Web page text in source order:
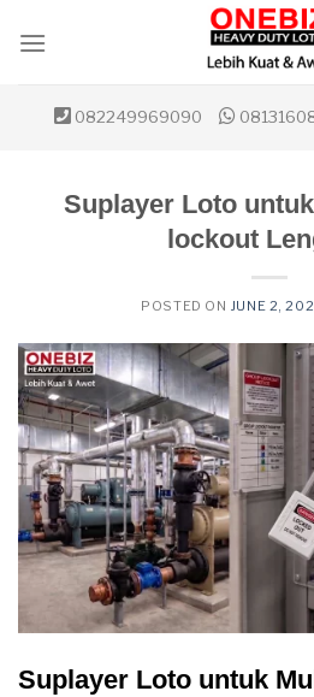
082249969090
Suplayer Loto
lockout
POSTED ON JUNE 2,
Suplayer Loto untuk